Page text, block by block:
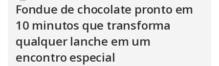
Fondue de chocolate pronto em
10 minutos que transforma
qualquer lanche em um
encontro especial